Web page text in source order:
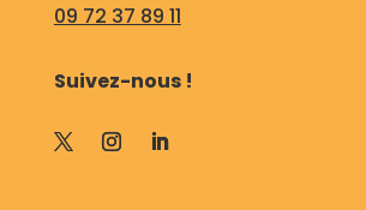
09 72 37 89 11
Suivez-nous !